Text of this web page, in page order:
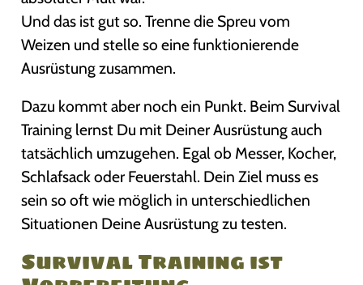
Und das ist gut so. Trenne die Spreu vom
Weizen und stelle so eine funktionierende
Ausrüstung zusammen.
Dazu kommt aber noch ein Punkt. Beim Survival
Training lernst Du mit Deiner Ausrüstung auch
tatsächlich umzugehen. Egal ob Messer, Kocher,
Schlafsack oder Feuerstahl. Dein Ziel muss es
sein so oft wie möglich in unterschiedlichen
Situationen Deine Ausrüstung zu testen.
Survival Training ist